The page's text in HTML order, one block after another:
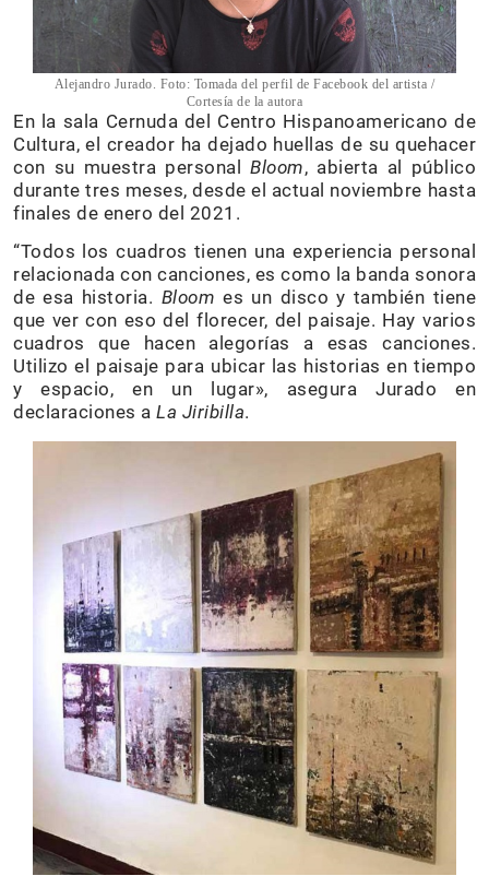
Alejandro Jurado. Foto: Tomada del perfil de Facebook del artista /
Cortesía de la autora
En la sala Cernuda del Centro Hispanoamericano de
Cultura, el creador ha dejado huellas de su quehacer
con su muestra personal Bloom, abierta al público
durante tres meses, desde el actual noviembre hasta
finales de enero del 2021.
“Todos los cuadros tienen una experiencia personal
relacionada con canciones, es como la banda sonora
de esa historia. Bloom es un disco y también tiene
que ver con eso del florecer, del paisaje. Hay varios
cuadros que hacen alegorías a esas canciones.
Utilizo el paisaje para ubicar las historias en tiempo
y espacio, en un lugar», asegura Jurado en
declaraciones a La Jiribilla.